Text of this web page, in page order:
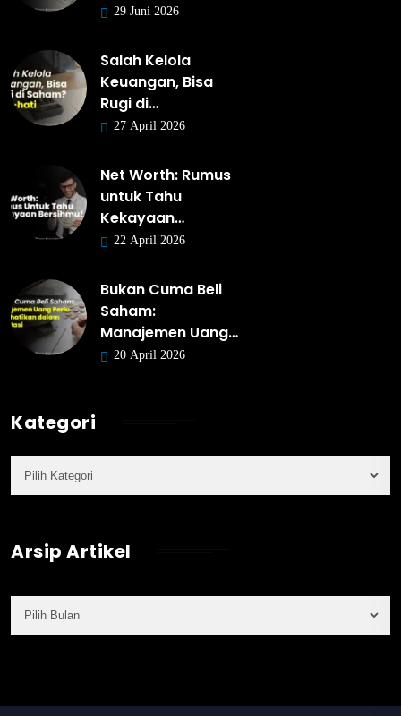
29 Juni 2026
Salah Kelola
Keuangan, Bisa
Rugi di…
27 April 2026
Net Worth: Rumus
untuk Tahu
Kekayaan…
22 April 2026
Bukan Cuma Beli
Saham:
Manajemen Uang…
20 April 2026
Kategori
Arsip Artikel